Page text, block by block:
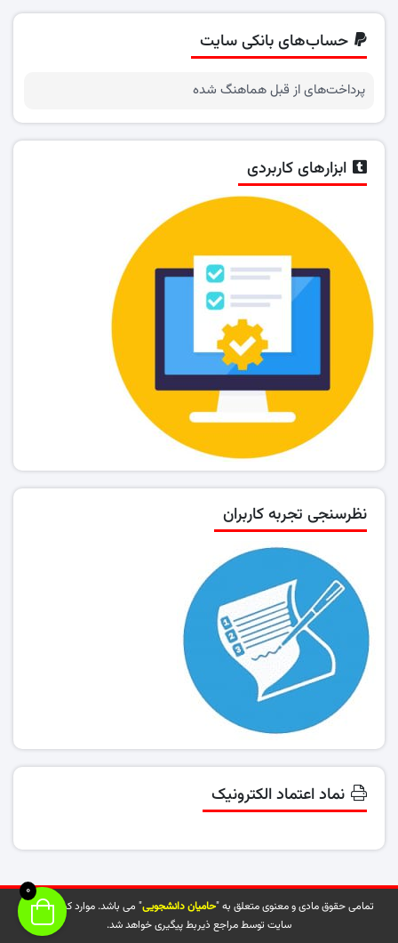
حساب‌های بانکی سایت
پرداخت‌های از قبل هماهنگ شده
ابزارهای کاربردی
نظرسنجی تجربه کاربران
نماد اعتماد الکترونیک
تمامی حقوق مادی و معنوی متعلق به "حامیان دانشجویی" می باشد. موارد کپی شده از
سایت توسط مراجع ذیربط پیگیری خواهد شد.
0